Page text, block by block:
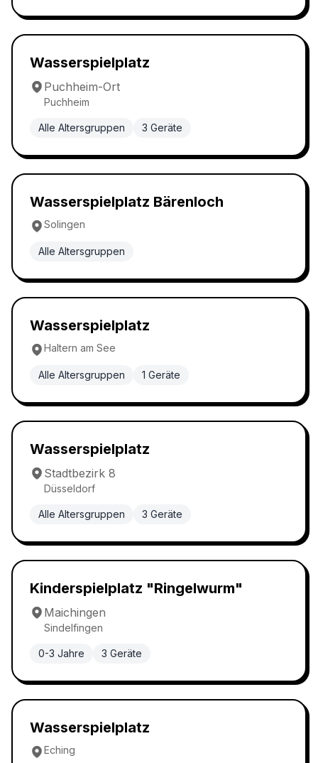
Wasserspielplatz
Wasserspielplatz
Puchheim-Ort
Puchheim
Alle Altersgruppen 3 Geräte
Wasserspielplatz
Wasserspielplatz Bärenloch
Solingen
Alle Altersgruppen
Wasserspielplatz
Wasserspielplatz
Haltern am See
Alle Altersgruppen 1 Geräte
Wasserspielplatz
Wasserspielplatz
Stadtbezirk 8
Düsseldorf
Alle Altersgruppen 3 Geräte
Wasserspielplatz
Kinderspielplatz "Ringelwurm"
Maichingen
Sindelfingen
0-3 Jahre 3 Geräte
Wasserspielplatz
Wasserspielplatz
Eching